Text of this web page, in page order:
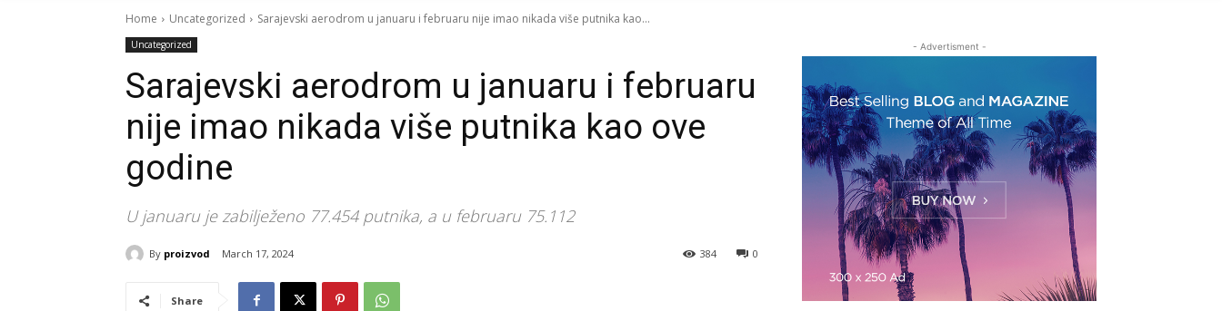
Home Uncategorized Sarajevski aerodrom u januaru i februaru nije imao nikada više putnika kao...
Uncategorized
Sarajevski aerodrom u januaru i februaru
nije imao nikada više putnika kao ove
godine
U januaru je zabilježeno 77.454 putnika, a u februaru 75.112
By proizvod March 17, 2024 0
384
Share
- Advertisment -